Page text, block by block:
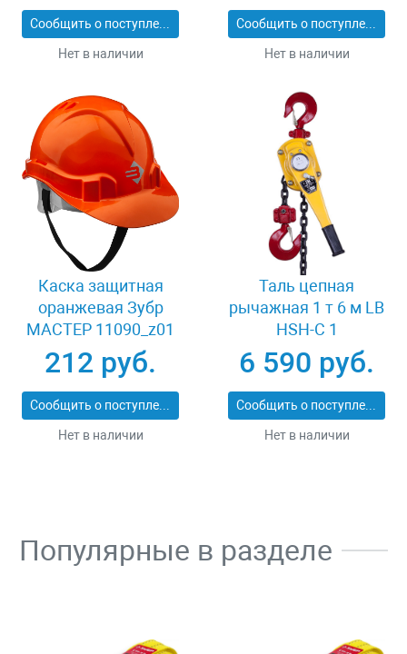
Сообщить о поступлении
Нет в наличии
Сообщить о поступлении
Нет в наличии
Каска защитная
оранжевая Зубр
МАСТЕР 11090_z01
212 руб.
Сообщить о поступлении
Нет в наличии
Таль цепная
рычажная 1 т 6 м LB
HSH-C 1
6 590 руб.
Сообщить о поступлении
Нет в наличии
Популярные в разделе